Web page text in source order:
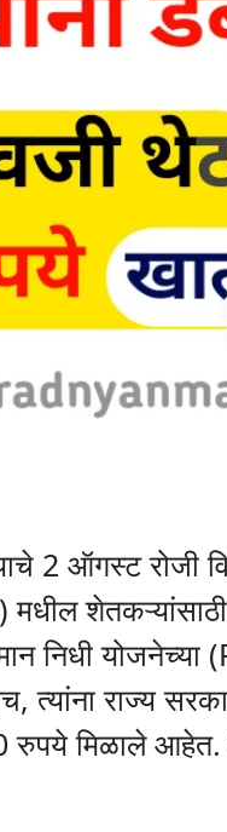
2 ऑगस्ट रोजी
निधी
त्यांना राज्य
रुपये मिळाले